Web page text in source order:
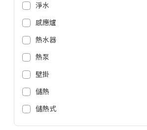
淨水
感應爐
熱水器
熱泵
壁掛
儲熱
儲熱式